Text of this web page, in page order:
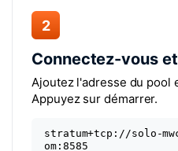
2
Connectez-vous
Ajoutez l'adresse du pool
Appuyez sur démarrer.
stratum+tcp://solo-
om:8585